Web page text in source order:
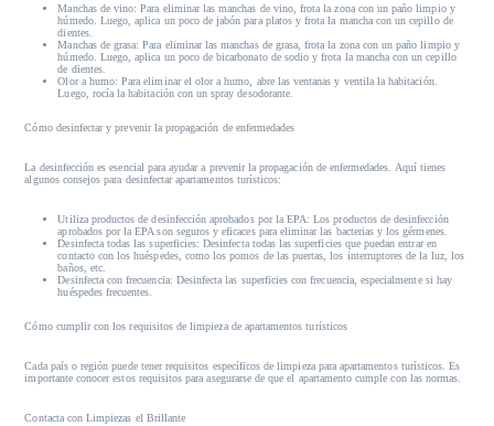
Manchas de vino: Para eliminar las manchas de vino, frota la zona con un paño limpio y
húmedo. Luego, aplica un poco de jabón para platos y frota la mancha con un cepillo de
dientes.
Manchas de grasa: Para eliminar las manchas de grasa, frota la zona con un paño limpio y
húmedo. Luego, aplica un poco de bicarbonato de sodio y frota la mancha con un cepillo
de dientes.
Olor a humo: Para eliminar el olor a humo, abre las ventanas y ventila la habitación.
Luego, rocía la habitación con un spray desodorante.
Cómo desinfectar y prevenir la propagación de enfermedades
La desinfección es esencial para ayudar a prevenir la propagación de enfermedades. Aquí tienes
algunos consejos para desinfectar apartamentos turísticos:
Utiliza productos de desinfección aprobados por la EPA: Los productos de desinfección
aprobados por la EPA son seguros y eficaces para eliminar las bacterias y los gérmenes.
Desinfecta todas las superficies: Desinfecta todas las superficies que puedan entrar en
contacto con los huéspedes, como los pomos de las puertas, los interruptores de la luz, los
baños, etc.
Desinfecta con frecuencia: Desinfecta las superficies con frecuencia, especialmente si hay
huéspedes frecuentes.
Cómo cumplir con los requisitos de limpieza de apartamentos turísticos
Cada país o región puede tener requisitos específicos de limpieza para apartamentos turísticos. Es
importante conocer estos requisitos para asegurarse de que el apartamento cumple con las normas.
Contacta con Limpiezas el Brillante